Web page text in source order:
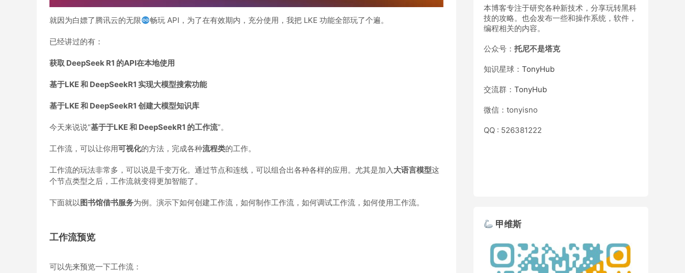
就因为白嫖了腾讯云的无限 畅玩 API，为了在有效期内，充分使用，我把 LKE 功能全部玩了个遍。
已经讲过的有：
获取 DeepSeek R1 的API在本地使用
基于LKE 和 DeepSeekR1 实现大模型搜索功能
基于LKE 和 DeepSeekR1 创建大模型知识库
今天来说说“基于于LKE 和 DeepSeekR1 的工作流”。
工作流，可以让你用可视化的方法，完成各种流程类的工作。
工作流的玩法非常多，可以说是千变万化。通过节点和连线，可以组合出各种各样的应用。尤其是加入大语言模型这
个节点类型之后，工作流就变得更加智能了。
下面就以图书馆借书服务为例。演示下如何创建工作流，如何制作工作流，如何调试工作流，如何使用工作流。
工作流预览
可以先来预览一下工作流：
本博客专注于研究各种新技术，分享玩转黑科
技的攻略。也会发布一些和操作系统，软件，
编程相关的内容。
公众号：托尼不是塔克
知识星球：TonyHub
交流群：TonyHub
微信：tonyisno
QQ : 526381222
甲维斯